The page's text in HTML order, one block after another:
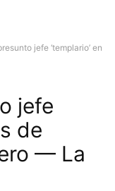
jefe ‘templario’ en
jefe
de
— La